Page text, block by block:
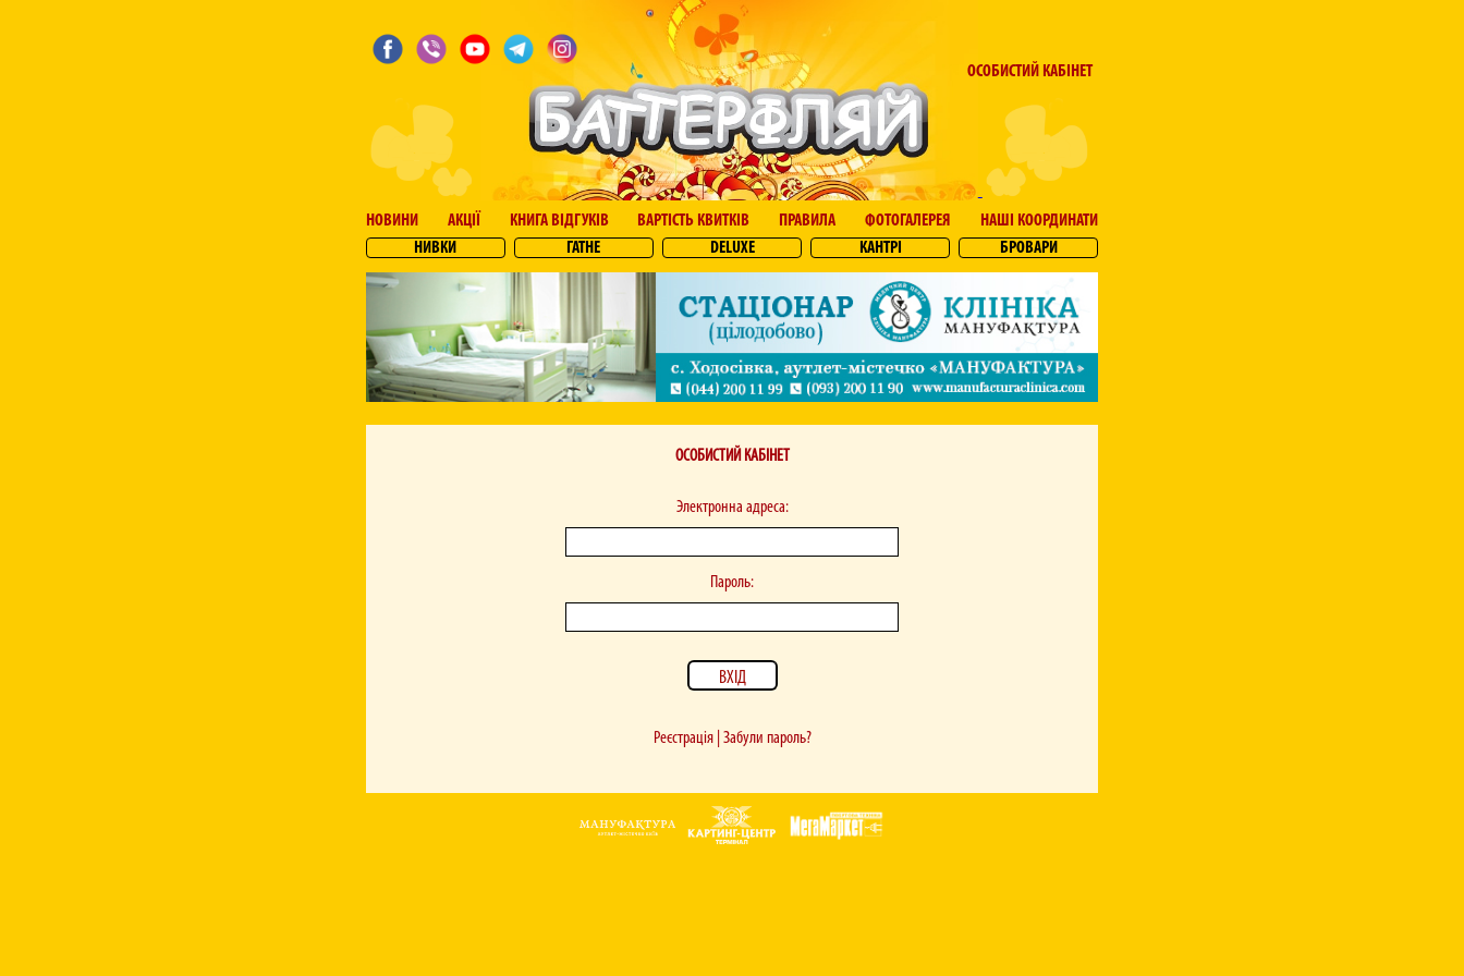
ОСОБИСТИЙ КАБІНЕТ
НОВИНИ АКЦІЇ КНИГА ВІДГУКІВ ВАРТІСТЬ КВИТКІВ ПРАВИЛА ФОТОГАЛЕРЕЯ
НАШІ КООРДИНАТИ
НИВКИ
ГАТНЕ DELUXE КАНТРІ БРОВАРИ
ОСОБИСТИЙ КАБІНЕТ
Электронна адреса:
Пароль:
Реєстрація| Забули пароль?